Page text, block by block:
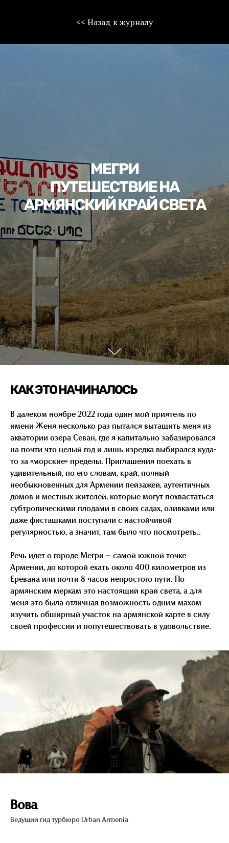
<< Назад к журналу
МЕГРИ
ПУТЕШЕСТВИЕ НА
АРМЯНСКИЙ КРАЙ СВЕТА
КАК ЭТО НАЧИНАЛОСЬ
В далеком ноябре 2022 года один мой приятель по
имени Женя несколько раз пытался вытащить меня из
акватории озера Севан, где я капитально забазировался
на почти что целый год и лишь изредка выбирался куда-
то за «морские» пределы. Приглашения поехать в
удивительный, по его словам, край, полный
необыкновенных для Армении пейзажей, аутентичных
домов и местных жителей, которые могут похвастаться
субтропическими плодами в своих садах, оливками или
даже фисташками поступали с настойчивой
регулярностью, а значит, там было что посмотреть..
Речь идет о городе Мегри — самой южной точке
Армении, до которой ехать около 400 километров из
Еревана или почти 8 часов непростого пути. По
армянским меркам это настоящий край света, а для
меня это была отличная возможность одним махом
изучить обширный участок на армянской карте в силу
своей профессии и попутешествовать в удовольствие.
Вова
Ведущий гид турбюро Urban Armenia